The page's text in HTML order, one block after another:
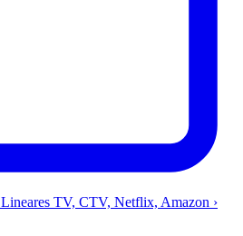
Lineares TV, CTV, Netflix, Amazon ›